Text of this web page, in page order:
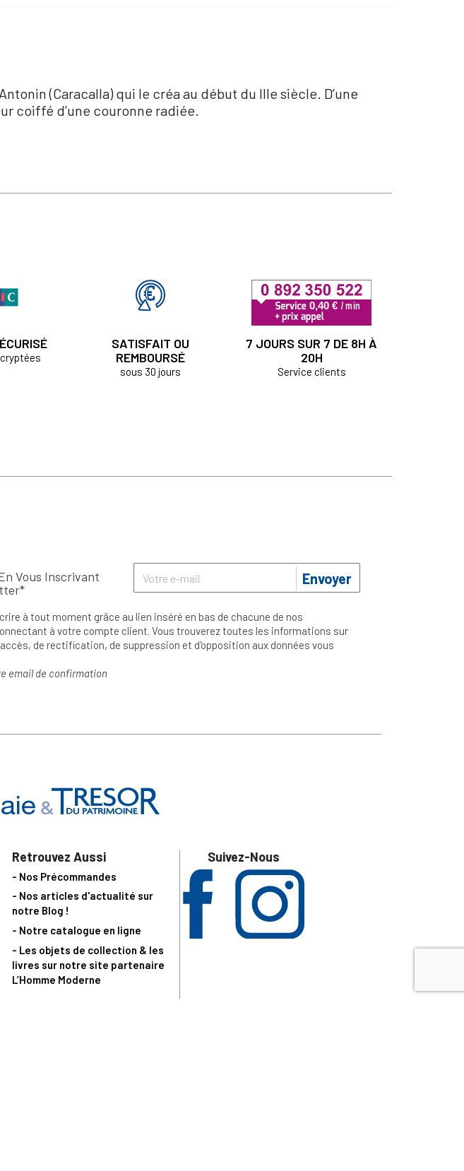
(Caracalla) qui le créa au début du IIIe siècle. D’une
coiffé d’une couronne radiée.
SATISFAIT OU
REMBOURSÉ
sous 30 jours
7 JOURS SUR 7 DE 8H À
20H
Service clients
Vous Inscrivant
Envoyer
à tout moment grâce au lien inséré en bas de chacune de nos
à votre compte client. Vous trouverez toutes les informations sur
de rectification, de suppression et d'opposition aux données vous
email de confirmation
Retrouvez Aussi
- Nos Précommandes
- Nos articles d'actualité sur
notre Blog !
- Notre catalogue en ligne
- Les objets de collection & les
livres sur notre site partenaire
L’Homme Moderne
Suivez-Nous